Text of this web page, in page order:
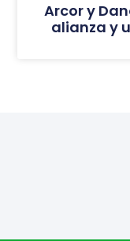
Arcor y
alianza y